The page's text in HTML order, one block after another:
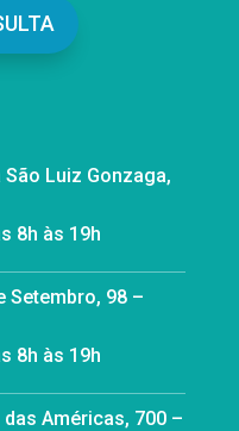
Luiz Gonzaga,
8h às 19h
Setembro, 98 –
8h às 19h
das Américas, 700 –